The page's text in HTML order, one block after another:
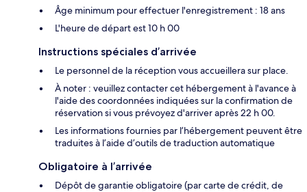
Âge minimum pour effectuer l'enregistrement : 18 ans
L'heure de départ est 10 h 00
Instructions spéciales d’arrivée
Le personnel de la réception vous accueillera sur place.
À noter : veuillez contacter cet hébergement à l'avance à
l'aide des coordonnées indiquées sur la confirmation de
réservation si vous prévoyez d'arriver après 22 h 00.
Les informations fournies par l’hébergement peuvent être
traduites à l’aide d’outils de traduction automatique
Obligatoire à l’arrivée
Dépôt de garantie obligatoire (par carte de crédit, de